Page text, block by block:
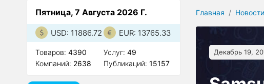
Главная Новости
Декабрь 19,
Пятница, 7 Августа 2026 Г.
USD: 11886.72 EUR: 13765.33
Товаров: 4390
Компаний: 2638
Услуг:49
Публикаций:15157